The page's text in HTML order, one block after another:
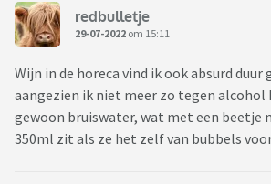
Bepaalde zaken koop ik alleen nog
en ik kook vaker eenpansgerechten waar
van kunnen eten.
Ik houd hierdoor regelmatig zo’n 25-30
wekelijkse boodschappenbudget.
redbulletje
29-07-2022 om 15:11
Wijn in de horeca vind ik ook absurd duur
aangezien ik niet meer zo tegen alcohol
gewoon bruiswater, wat met een beetje
350ml zit als ze het zelf van bubbels